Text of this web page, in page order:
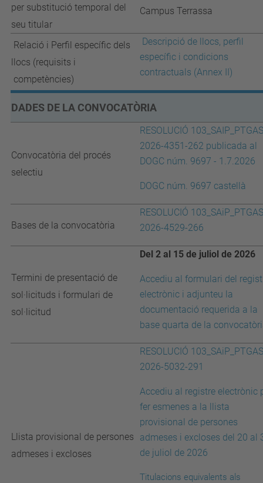
per substitució temporal del
seu titular
Campus Terrassa
Relació i Perfil específic dels
llocs (requisits i
competències)
Descripció de llocs, perfil
específic i condicions
contractuals (Annex II)
DADES DE LA CONVOCATÒRIA
Convocatòria del procés
selectiu
RESOLUCIÓ
2026-4351-262 publicada al
DOGC núm. 9697 - 1.7.2026
DOGC núm. 9697 castellà
Bases de la convocatòria
RESOLUCIÓ
2026-4529-266
Termini de presentació de
sol·licituds i formulari de
sol·licitud
Del 2 al 15 de juliol de 2026
Accediu al formulari del
electrònic i adjunteu la
documentació requerida a la
base quarta de la
Llista provisional de persones
admeses i excloses
RESOLUCIÓ
2026-5032-291
Accediu al registre electrònic
fer esmenes a la llista
provisional de persones
admeses i excloses del 20 al
de juliol de 2026
Titulacions equivalents als